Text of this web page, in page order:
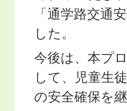
「通学路交通
した。
今後は、本プ
して、児童生
の安全確保を